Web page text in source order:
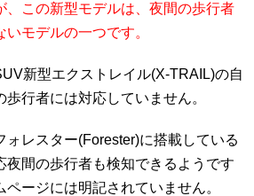
、この新型モデルは、夜間の歩行者
モデルの一つです。
新型エクストレイル(X-TRAIL)の自
行者には対応していません。
ォレスター(Forester)に搭載している
夜間の歩行者も検知できるようです
ージには明記されていません。